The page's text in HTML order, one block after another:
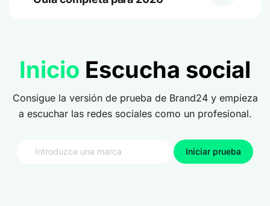
Inicio Escucha social
Consigue la versión de prueba de Brand24 y empieza
a escuchar las redes sociales como un profesional.
Iniciar prueba